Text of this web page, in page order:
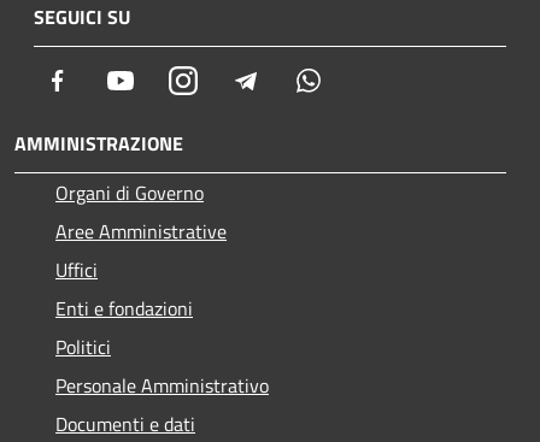
SEGUICI SU
Facebook YoutubeInstagram Telegram
AMMINISTRAZIONE
Organi di Governo
Aree Amministrative
Uffici
Enti e fondazioni
Politici
Personale Amministrativo
Documenti e dati